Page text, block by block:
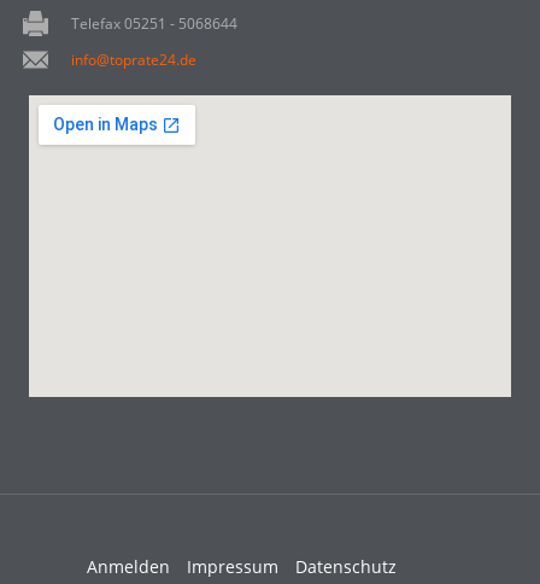
Telefax 05251 - 5068644
info@toprate24.de
Anmelden Impressum Datenschutz